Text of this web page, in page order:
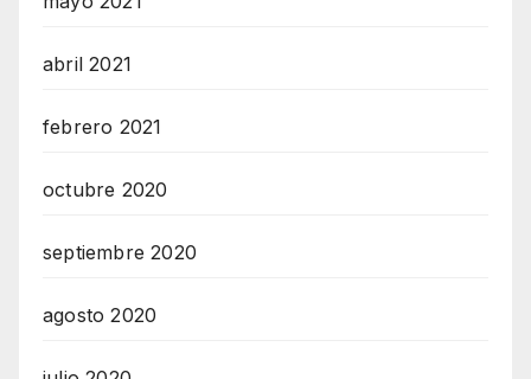
abril 2021
febrero 2021
octubre 2020
septiembre 2020
agosto 2020